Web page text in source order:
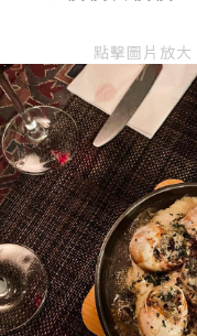
點擊圖片放大